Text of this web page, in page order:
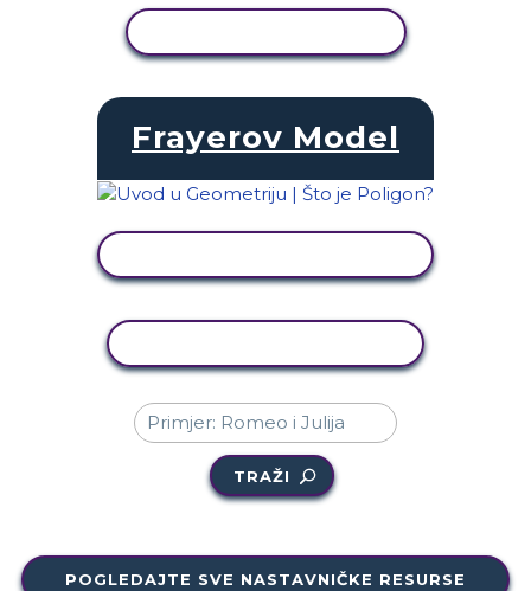
Frayerov Model
TRAŽI
POGLEDAJTE SVE NASTAVNIČKE RESURSE